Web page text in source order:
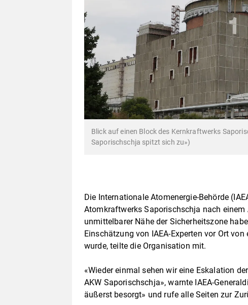
Blick auf einen Block des Kernkraftwerks
Saporischschja spitzt sich zu»)
Die Internationale Atomenergie-Behörde
Atomkraftwerks Saporischschja nach
unmittelbarer Nähe der Sicherheitszone
Einschätzung von IAEA-Experten vor Ort
wurde, teilte die Organisation mit.
«Wieder einmal sehen wir eine Eskalation
AKW Saporischschja», warnte IAEA-
äußerst besorgt» und rufe alle Seiten zur